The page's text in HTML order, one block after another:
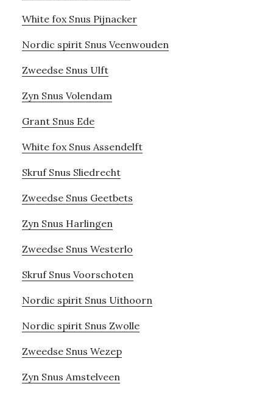
White fox Snus Pijnacker
Nordic spirit Snus Veenwouden
Zweedse Snus Ulft
Zyn Snus Volendam
Grant Snus Ede
White fox Snus Assendelft
Skruf Snus Sliedrecht
Zweedse Snus Geetbets
Zyn Snus Harlingen
Zweedse Snus Westerlo
Skruf Snus Voorschoten
Nordic spirit Snus Uithoorn
Nordic spirit Snus Zwolle
Zweedse Snus Wezep
Zyn Snus Amstelveen